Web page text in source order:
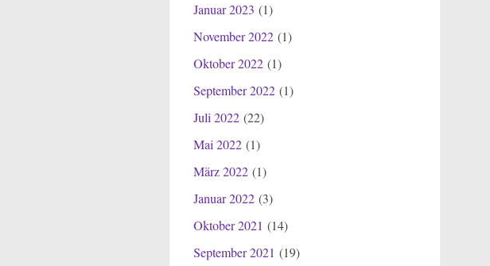
Januar 2023 (1)
November 2022(1)
Oktober 2022(1)
September 2022(1)
Juli 2022(22)
Mai 2022(1)
März 2022(1)
Januar 2022(3)
Oktober 2021 (14)
September 2021 (19)